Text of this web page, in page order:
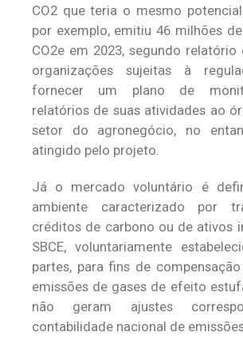
CO2 que teria o mesmo
por exemplo, emitiu 46 milhões
CO2e em 2023, segundo
organizações sujeitas à
fornecer um plano de
relatórios de suas atividades ao
setor do agronegócio, no
atingido pelo projeto.
Já o mercado voluntário é
ambiente caracterizado por
créditos de carbono ou de ativos
SBCE, voluntariamente
partes, para fins de
emissões de gases de efeito
não geram ajustes
contabilidade nacional de